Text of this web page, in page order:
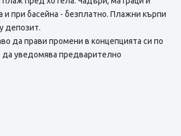
и при басейна - безплатно. Плажни кърпи
депозит.
да прави промени в концепцията си по
да уведомява предварително